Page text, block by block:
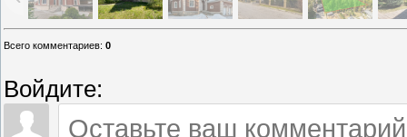
Всего комментариев: 0
Войдите: